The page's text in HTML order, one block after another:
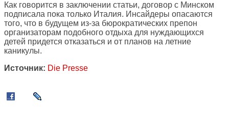
Как говорится в заключении статьи, договор с Минском
подписала пока только Италия. Инсайдеры опасаются
того, что в будущем из-за бюрократических препон
организаторам подобного отдыха для нуждающихся
детей придется отказаться и от планов на летние
каникулы.
Источник: Die Presse